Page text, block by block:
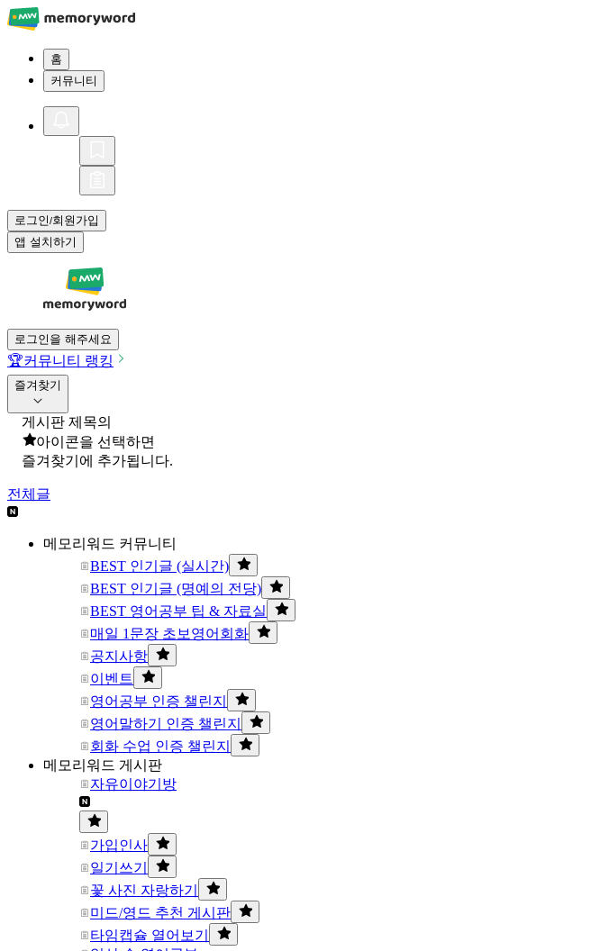
홈
커뮤니티
로그인/회원가입
앱 설치하기
로그인을 해주세요
🏆커뮤니티 랭킹
즐겨찾기
게시판 제목의
아이콘을 선택하면
즐겨찾기에 추가됩니다.
전체글
메모리워드 커뮤니티
BEST 인기글 (실시간)
BEST 인기글 (명예의 전당)
BEST 영어공부 팁 & 자료실
매일 1문장 초보영어회화
공지사항
이벤트
영어공부 인증 챌린지
영어말하기 인증 챌린지
회화 수업 인증 챌린지
메모리워드 게시판
자유이야기방
가입인사
일기쓰기
꽃 사진 자랑하기
미드/영드 추천 게시판
타임캡슐 열어보기